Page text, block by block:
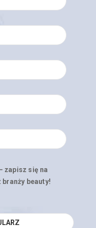
zapisz się na
beauty!